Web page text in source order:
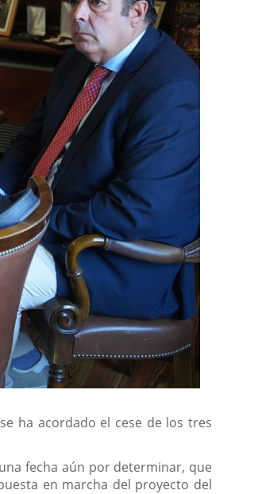
ha acordado el cese de los tres
fecha aún por determinar, que
en marcha del proyecto del